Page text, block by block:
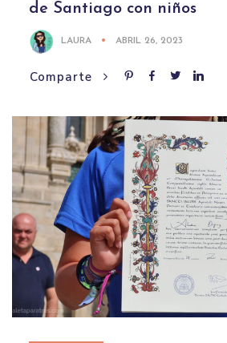
de Santiago con niños
LAURA ABRIL 26, 2023
Comparte